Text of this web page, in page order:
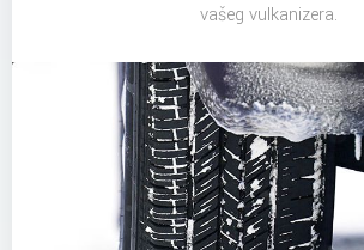
vašeg vulkanizera.